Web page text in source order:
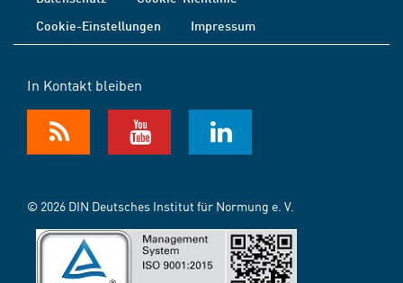
Cookie-Einstellungen
Impressum
In Kontakt bleiben
© 2026 DIN Deutsches Institut für Normung e. V.